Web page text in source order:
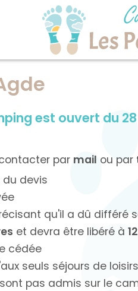
est ouvert du
par mail ou par
devis
qu'il a dû différé
et devra être libéré à
cédée
seuls séjours de loisirs
pas admis sur le